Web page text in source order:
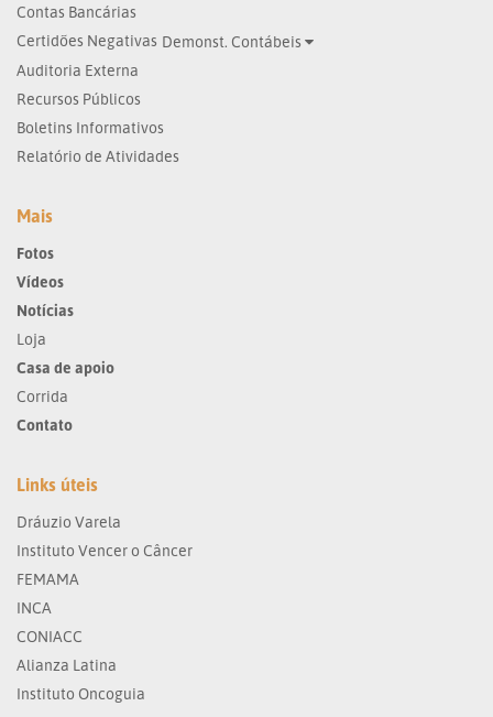
Contas Bancárias
Certidões Negativas Demonst. Contábeis
Auditoria Externa
Recursos Públicos
Boletins Informativos
Relatório de Atividades
Mais
Fotos
Vídeos
Notícias
Loja
Casa de apoio
Corrida
Contato
Links úteis
Dráuzio Varela
Instituto Vencer o Câncer
FEMAMA
INCA
CONIACC
Alianza Latina
Instituto Oncoguia